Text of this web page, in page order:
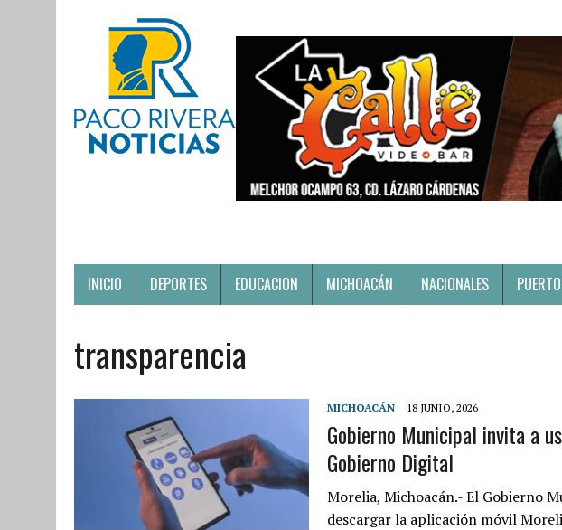
INICIO DEPORTES EDUCACION MICHOACÁN NACIONALES PUERTO
transparencia
MICHOACÁN 18 JUNIO, 2026
Gobierno Municipal invita a
Gobierno Digital
Morelia, Michoacán.- El Gobierno
descargar la aplicación móvil